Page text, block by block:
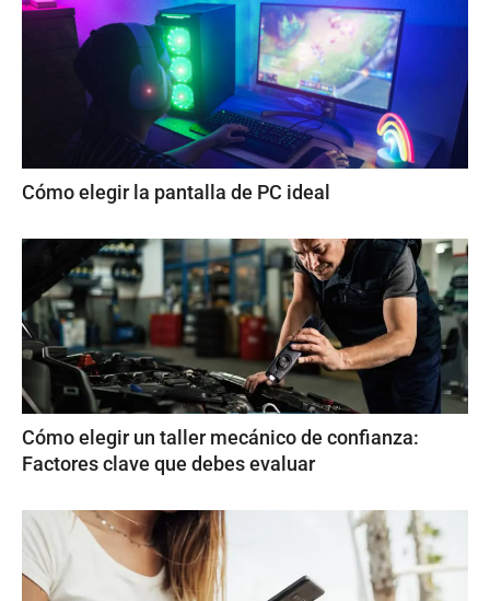
Cómo elegir la pantalla de PC ideal
Cómo elegir un taller mecánico de confianza:
Factores clave que debes evaluar